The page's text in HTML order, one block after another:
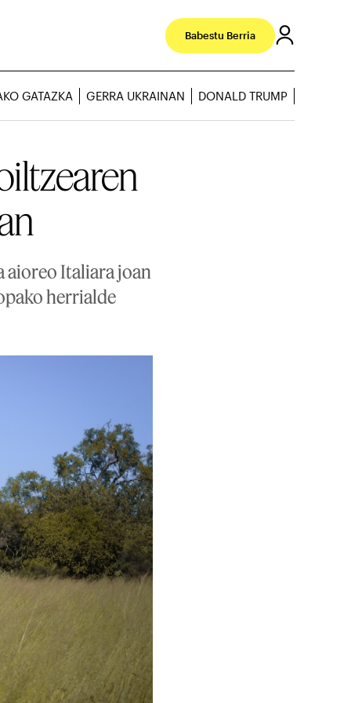
Babestu Berria
GATAZKA GERRA UKRAINAN DONALD TRUMP
aioreo Italiara joan
herrialde